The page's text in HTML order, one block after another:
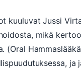
kuuluvat Jussi
mikä
(Oral